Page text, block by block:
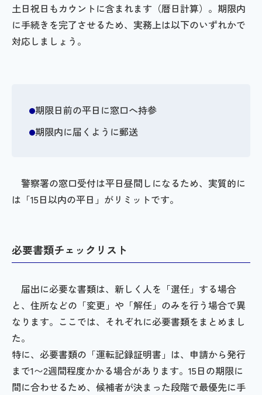
土日祝日もカウントに含まれます（暦日計算）。期限内
に手続きを完了させるため、実務上は以下のいずれかで
対応しましょう。
期限日前の平日に窓口へ持参
期限内に届くように郵送
警察署の窓口受付は平日昼間しになるため、実質的に
は「15日以内の平日」がリミットです。
必要書類チェックリスト
届出に必要な書類は、新しく人を「選任」する場合
と、住所などの「変更」や「解任」のみを行う場合で異
なります。ここでは、それぞれに必要書類をまとめまし
た。
特に、必要書類の「運転記録証明書」は、申請から発行
まで1〜2週間程度かかる場合があります。15日の期限に
間に合わせるため、候補者が決まった段階で最優先に手